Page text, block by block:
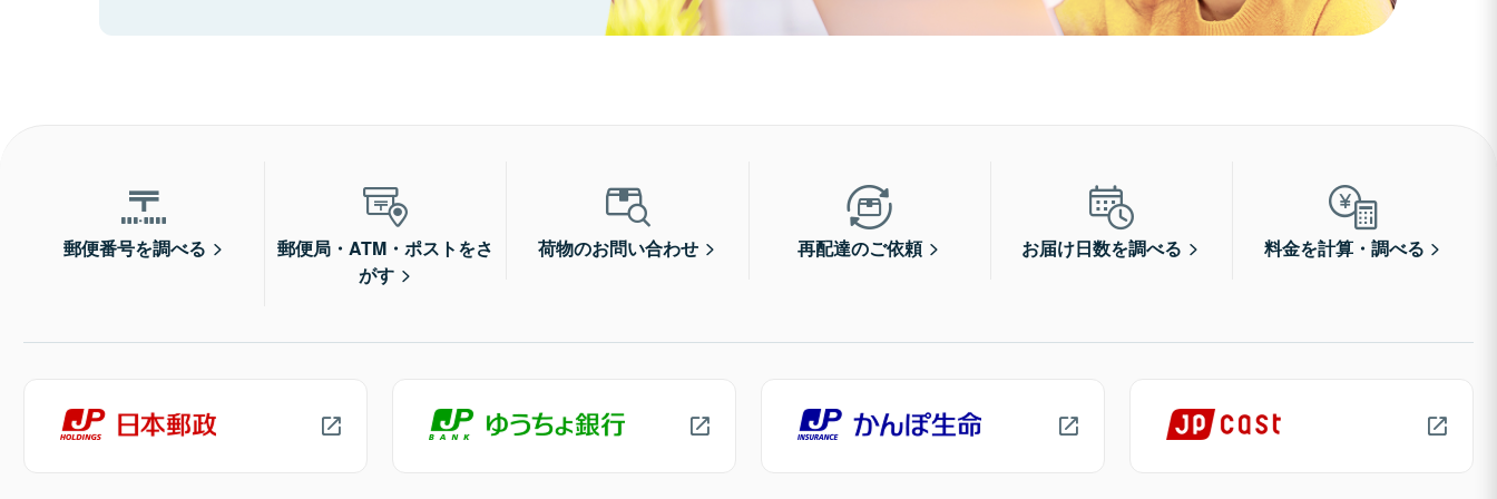
郵便番号を調べる
郵便局・ATM・ポストをさ
がす
荷物のお問い合わせ 再配達のご依頼 お届け日数を調べる 料金を計算・調べる